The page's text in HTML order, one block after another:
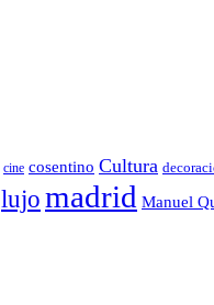
cine cosentino Cultura
lujo madrid Manuel